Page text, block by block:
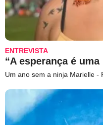
ENTREVISTA
“A esperança é
Um ano sem a ninja Marielle -